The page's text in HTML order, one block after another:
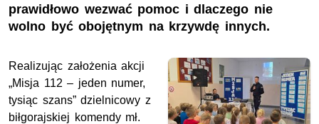
prawidłowo wezwać pomoc i dlaczego nie
wolno być obojętnym na krzywdę innych.
Realizując założenia akcji
„Misja 112 – jeden numer,
tysiąc szans” dzielnicowy z
biłgorajskiej komendy mł.